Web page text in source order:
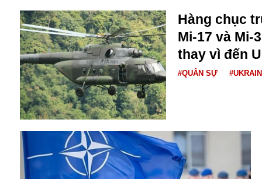
Diego Maradona
Di cư
Dòng chảy phương Bắc 1
Dải Gaza
Facebook
FED
Fansipan
F0
FLC
F-16
Hàng chục
Mi-17 và Mi-
thay vì đến
#QUÂN SỰ